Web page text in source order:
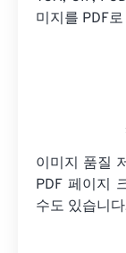
미지를 PDF
이미지 품질
PDF 페이지
수도 있습니